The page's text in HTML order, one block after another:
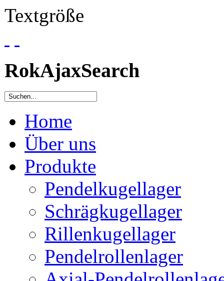
Textgröße
RokAjaxSearch
Home
Über uns
Produkte
Pendelkugellager
Schrägkugellager
Rillenkugellager
Pendelrollenlager